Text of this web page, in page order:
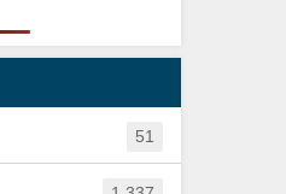
51